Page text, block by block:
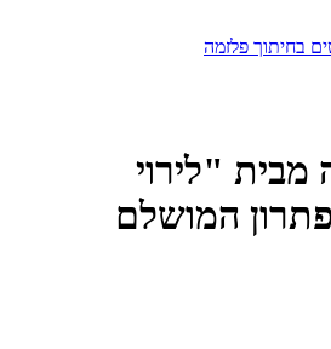
בחיתוך פלזמה
מבית "לירוי
המושלם